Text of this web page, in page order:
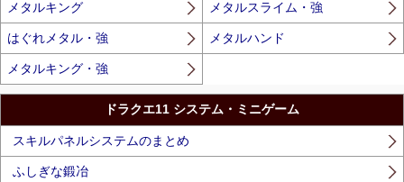
メタルキング メタルスライム・強
はぐれメタル・強 メタルハンド
メタルキング・強
ドラクエ11 システム・ミニゲーム
スキルパネルシステムのまとめ
ふしぎな鍛冶